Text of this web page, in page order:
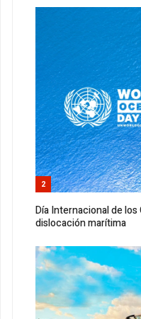
2
Día Internacional de
dislocación marítima